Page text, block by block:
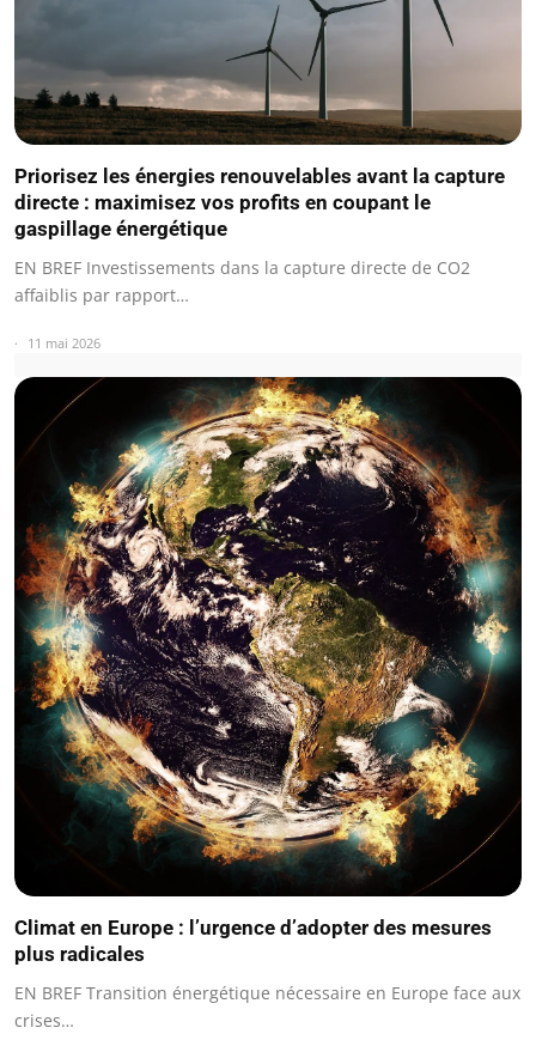
Priorisez les énergies renouvelables avant la capture
directe : maximisez vos profits en coupant le
gaspillage énergétique
EN BREF Investissements dans la capture directe de CO2
affaiblis par rapport…
11 mai 2026
Climat en Europe : l’urgence d’adopter des mesures
plus radicales
EN BREF Transition énergétique nécessaire en Europe face aux
crises…